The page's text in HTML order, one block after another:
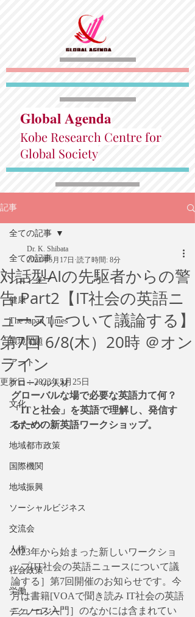
Global Agenda
Kobe Research Centre for
Global Society
記事
全ての記事
ジェンダー
健康
The Japan Times
環境問題
アート
グローバル人材
文化
スポーツ
地域都市政策
国際機関
地域振興
ソーシャルビジネス
交流会
人権
社会政策
労働
テクノロジー
全ての記事
対話型AIの先駆者からの警
告 Part2【IT社会の英語ニ
ュースについて議論する】
第7回 6/8(木）20時 ＠オン
ライン
Dr. K. Shibata
2023年5月17日 読了時間: 8分
更新日：2023年5月25日
グローバルな場で必要な英語力て何？
「ITと社会」を英語で理解し、発信す
るための新英語ワークショップ。
2023年から始まった新しいワークショ
ップ[IT社会の英語ニュースについて議
論する］第7回開催のお知らせです。今
月は書籍[VOAで聞き読み IT社会の英語
ニュース入門］のなかには含まれてい